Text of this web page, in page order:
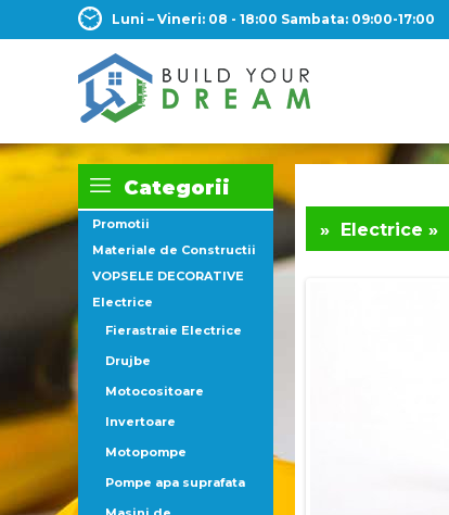
Luni – Vineri: 08 - 18:00 Sambata: 09:00-17:00
Categorii
Promotii
Materiale de Constructii
VOPSELE DECORATIVE
Electrice
Fierastraie Electrice
Drujbe
Motocositoare
Invertoare
Motopompe
Pompe apa suprafata
» Electrice »